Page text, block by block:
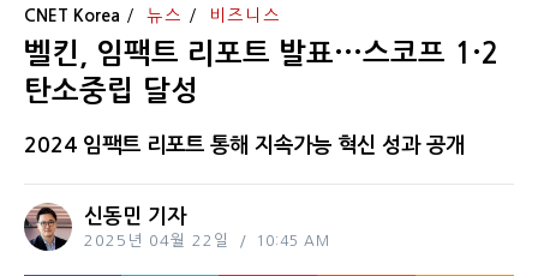
CNET Korea 뉴스 비즈니스
벨킨, 임팩트 리포트 발표···스코프 1·2
탄소중립 달성
2024 임팩트 리포트 통해 지속가능 혁신 성과 공개
신동민 기자
2025년 04월 22일 10:45 AM